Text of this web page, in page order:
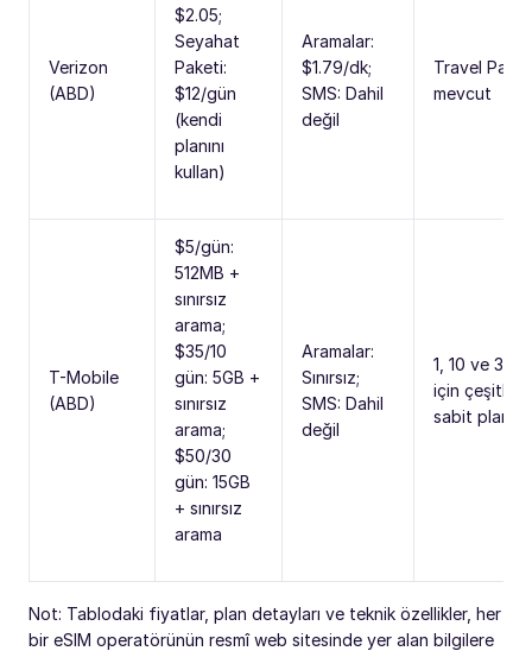
Verizon
(ABD)
$2.05;
Seyahat
Paketi:
$12/gün
(kendi
planını
kullan)
Aramalar:
$1.79/dk;
SMS: Dahil
değil
Travel Pass
mevcut
T-Mobile
(ABD)
$5/gün:
512MB +
sınırsız
arama;
$35/10
gün: 5GB +
sınırsız
arama;
$50/30
gün: 15GB
+ sınırsız
arama
Aramalar:
Sınırsız;
SMS: Dahil
değil
1, 10 ve 30
için çeşitli
sabit planlar
Not: Tablodaki fiyatlar, plan detayları ve teknik özellikler, her
bir eSIM operatörünün resmî web sitesinde yer alan bilgilere